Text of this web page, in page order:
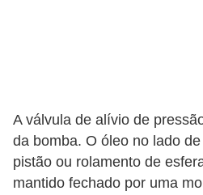
A válvula de alívio de
da bomba. O óleo no lado
pistão ou rolamento de
mantido fechado por uma